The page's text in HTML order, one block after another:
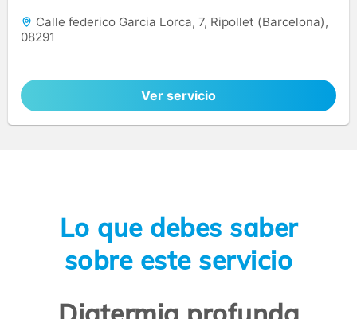
Calle federico Garcia Lorca, 7, Ripollet (Barcelona),
08291
Ver servicio
Lo que debes saber
sobre este servicio